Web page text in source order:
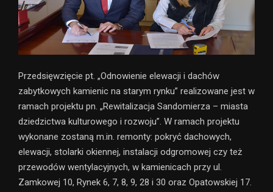
Przedsięwzięcie pt. „Odnowienie elewacji i dachów
zabytkowych kamienic na starym rynku” realizowane jest w
ramach projektu pn. „Rewitalizacja Sandomierza – miasta
dziedzictwa kulturowego i rozwoju”. W ramach projektu
wykonane zostaną m.in. remonty: pokryć dachowych,
elewacji, stolarki okiennej, instalacji odgromowej czy też
przewodów wentylacyjnych, w kamienicach przy ul.
Zamkowej 10, Rynek 6, 7, 8, 9, 28 i 30 oraz Opatowskiej 17.